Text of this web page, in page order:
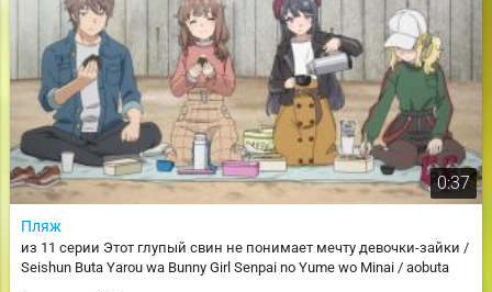
0:37
Пляж
из 11 серии Этот глупый свин не понимает мечту девочки-зайки /
Seishun Buta Yarou wa Bunny Girl Senpai no Yume wo Minai / aobuta